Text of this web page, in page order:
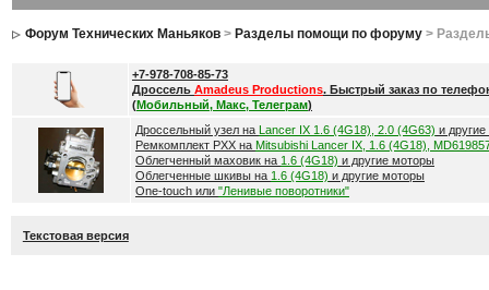
Форум Технических Маньяков> Разделы помощи по форуму>
+7-978-708-85-73
Дроссель Amadeus Productions. Быстрый заказ по
(Мобильный, Макс, Телеграм)
Дроссельный узел на Lancer IX 1.6 (4G18), 2.0 (4G63) и
Ремкомплект РХХ на Mitsubishi Lancer IX, 1.6 (4G18),
Облегченный маховик на 1.6 (4G18) и другие моторы
Облегченные шкивы на 1.6 (4G18) и другие моторы
One-touch или "Ленивые поворотники"
Текстовая версия